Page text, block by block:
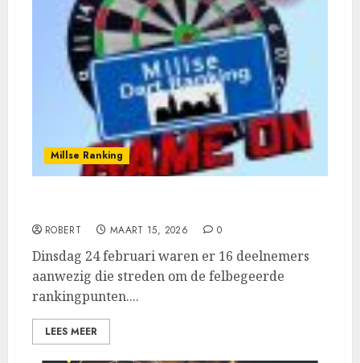
Millse Ranking
ROBERT MAART 15, 2026 0
Dinsdag 24 februari waren er 16 deelnemers
aanwezig die streden om de felbegeerde
rankingpunten....
LEES MEER